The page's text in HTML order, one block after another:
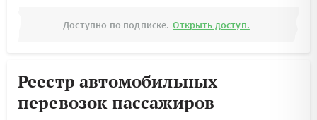
Доступно по подписке. Открыть доступ.
Реестр автомобильных
перевозок пассажиров